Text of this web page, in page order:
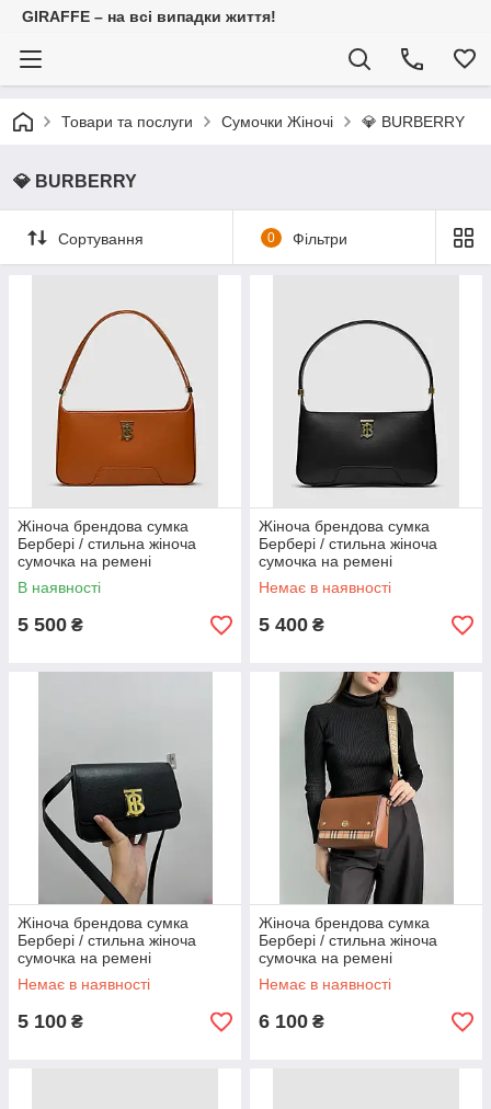
GIRAFFE – на всі випадки життя!
Товари та послуги Сумочки Жіночі 💎
💎 BURBERRY⠀⠀⠀⠀⠀⠀⠀⠀⠀⠀
Сортування 0 Фільтри
Жіноча брендова сумка
Бербері / стильна жіноча
сумочка на ремені
В наявності
5 500 ₴
Жіноча брендова сумка
Бербері / стильна жіноча
сумочка на ремені
Немає в наявності
5 400 ₴
Жіноча брендова сумка
Бербері / стильна жіноча
сумочка на ремені
Немає в наявності
5 100 ₴
Жіноча брендова сумка
Бербері / стильна жіноча
сумочка на ремені
Немає в наявності
6 100 ₴